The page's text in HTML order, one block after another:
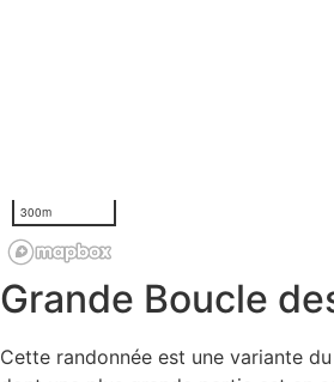
Grande Boucle
Cette randonnée est une variante